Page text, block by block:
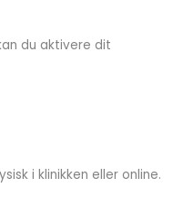
du aktivere dit
i klinikken eller online.